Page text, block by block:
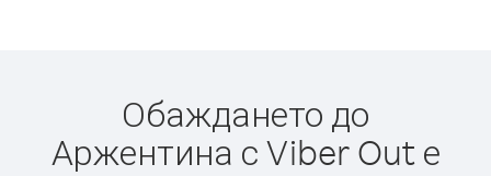
Обаждането до
Аржентина с Viber Out е